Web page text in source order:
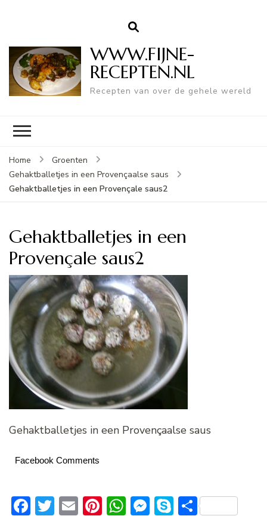
WWW.FIJNE-
RECEPTEN.NL
Recepten van over de gehele wereld
Home
Groenten
Gehaktballetjes in een Provençaalse saus
Gehaktballetjes in een Provençale saus2
Gehaktballetjes in een
Provençale saus2
Gehaktballetjes in een Provençaalse saus
Facebook Comments
Facebook
Twitter
EmailPinterest
WhatsApp
Messenger
Skype
Delen